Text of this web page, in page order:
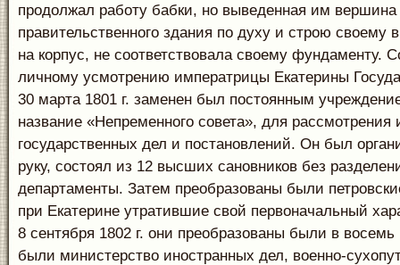
продолжал работу бабки, но выведенная им вершина
правительственного здания по духу и строю своему
на корпус, не соответствовала своему фундаменту.
личному усмотрению императрицы Екатерины
30 марта 1801 г. заменен был постоянным
название «Непременного совета», для рассмотрения
государственных дел и постановлений. Он был
руку, состоял из 12 высших сановников без
департаменты. Затем преобразованы были
при Екатерине утратившие свой первоначальный
8 сентября 1802 г. они преобразованы были в
были министерство иностранных дел, военно-